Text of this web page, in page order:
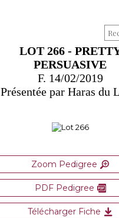
LOT 266 -
PERSUASIVE
F. 14/02/2019
Présentée par Haras du
Zoom Pedigree
PDF Pedigree
Télécharger Fiche